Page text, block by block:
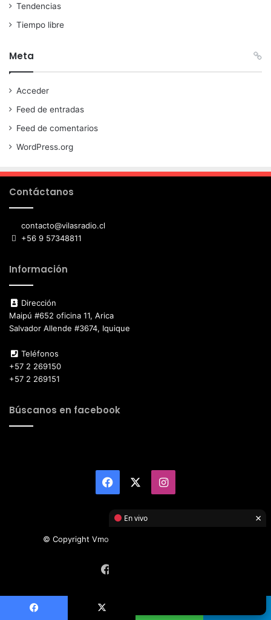
Tendencias
Tiempo libre
Meta
Acceder
Feed de entradas
Feed de comentarios
WordPress.org
Contáctanos
contacto@vilasradio.cl
+56 9 57348811
Información
Dirección
Maipú #652 oficina 11, Arica
Salvador Allende #3674, Iquique
Teléfonos
+57 2 269150
+57 2 269151
Búscanos en facebook
Facebook Instagram
© Copyright Vmotor TI 2026, All Rights Reserved
En vivo ×